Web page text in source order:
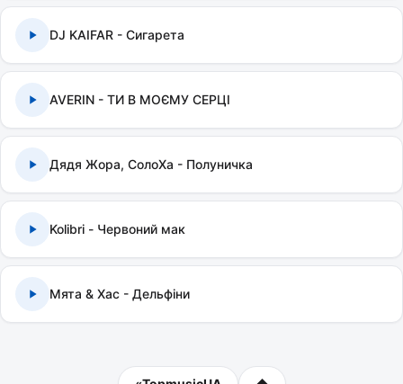
DJ KAIFAR - Сигарета
AVERIN - ТИ В МОЄМУ СЕРЦІ
Дядя Жора, СолоХа - Полуничка
Kolibri - Червоний мак
Мята & Хас - Дельфіни